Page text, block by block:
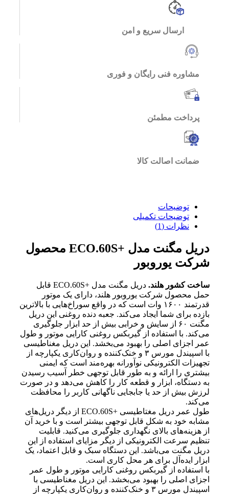
ارسال سریع و امن
مشاوره فنی رایگان و فوری
پرداخت مطمئن
ضمانت اصالت کالا
توضیحات
توضیحات تکمیلی
نظرات (1)
دریل مگنت مدل +ECO.60S محصول
شرکت یوروبور
ساخت کشور هلند.
دریل مگنت مدل +ECO.60S قابل
حمل محصول شرکت یوروبور هلند، دارای یک موتور
قدرتمند ۱۶۰۰ وات است که در واقع سوراخ‌هایی با بالاترین
بازده برای شما ایجاد می‌کند. جعبه دنده روغنی این دریل
مگنت ۶۰ از سایش و خرابی بیش از حد ابزار جلوگیری
می‌کند. با استفاده از گیربکس روغنی کارایی موتور و طول
عمر اجزای اصلی را بهبود می‌بخشد. این دریل مغناطیسی
با اسپیندل مورس ۳ و خنک‌کننده و روان‌کاری یکپارچه از
تجهیزات الکترونیکی نوآورانه بهره‌مند است که ایمنی
بیشتری را ارائه و به طور قابل توجهی خطر آسیب رسیدن
به دستگاه، ابزار و قطعه کار را کاهش می‌دهد و در صورت
لرزش بیش از حد یا جابجایی ناگهانی کاربر را محافظت
می‌کند.
طول عمر دریل مغتاطیسی +ECO.60S از دیگر دریل‌های
مشابه خود به شکل قابل توجهی بیشتر است و با خرید آن
از هزینه‌های بالای نگهداری جلوگیری می‌کنید. قابلیت
تنظیم سرعت الکترونیکی از دیگر مزایای استفاده از این
دریل مگنت می‌باشد. این دستگاه سبک و قابل اعتماد، یک
ابزار ایده‌آل برای هر محل کاری است.
با استفاده از گیربکس روغنی کارایی موتور و طول عمر
اجزای اصلی را بهبود می‌بخشد. این دریل مغناطیسی با
اسپیندل مورس ۳ و خنک‌کننده و روان‌کاری یکپارچه از